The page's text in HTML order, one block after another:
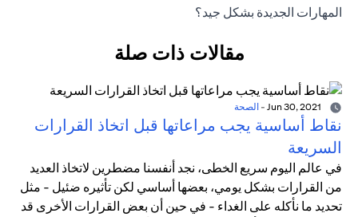
المهارات الجديدة بشكل جيد؟
مقالات ذات صلة
- الصحة
نقاط أساسية يجب مراعاتها قبل اتخاذ القرارات
السريعة
في عالم اليوم سريع الخطى، نجد أنفسنا مضطرين لاتخاذ العديد
من القرارات بشكل يومي، بعضها أساسي لكن تأثيره ضئيل - مثل
تحديد ما نأكله على الغداء - في حين أن بعض القرارات الأخرى قد